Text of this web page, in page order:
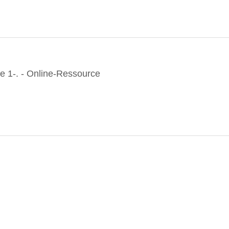
1-. - Online-Ressource